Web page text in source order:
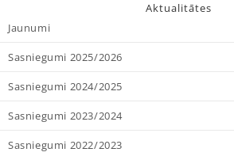
Aktualitātes
Jaunumi
Sasniegumi 2025/2026
Sasniegumi 2024/2025
Sasniegumi 2023/2024
Sasniegumi 2022/2023